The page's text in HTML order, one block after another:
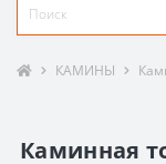
КАМИНЫ
Каминная